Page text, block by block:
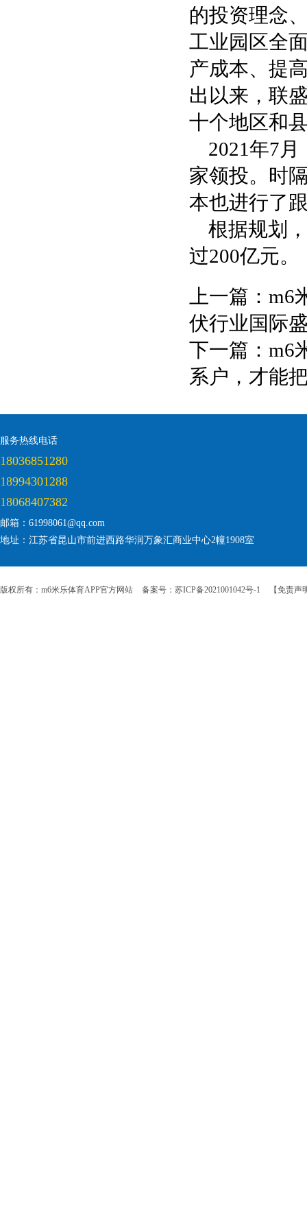
的投资理念
工业园区全
产成本、提
出以来，联
十个地区和
2021年7
家领投。时
本也进行了
根据规划
过200亿元。
上一篇： m6
伏行业国际
下一篇： m6
系户，才能
服务热线电话
18036851280
18994301288
18068407382
邮箱：61998061@qq.com
地址：江苏省昆山市前进西路华润万象汇商业中心2幢1908室
版权所有：m6米乐体育APP官方网站 备案号：苏ICP备2021001042号-1 【免责声